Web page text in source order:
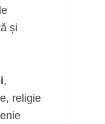
și
,
religie